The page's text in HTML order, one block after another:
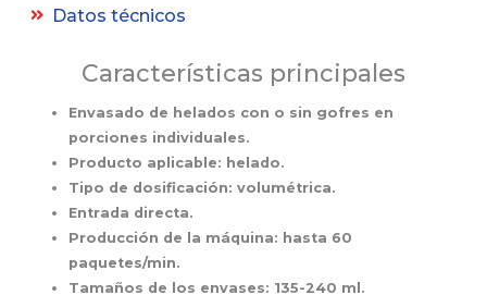
Datos técnicos
Características principales
Envasado de helados con o sin gofres en
porciones individuales.
Producto aplicable: helado.
Tipo de dosificación: volumétrica.
Entrada directa.
Producción de la máquina: hasta 60
paquetes/min.
Tamaños de los envases: 135-240 ml.